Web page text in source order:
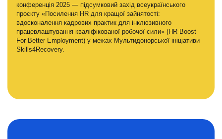
конференція 2025 — підсумковий захід всеукраїнського
проєкту «Посилення HR для кращої зайнятості:
вдосконалення кадрових практик для інклюзивного
працевлаштування кваліфікованої робочої сили» (HR Boost
For Better Employment) у межах Мультидонорської ініціативи
Skills4Recovery.